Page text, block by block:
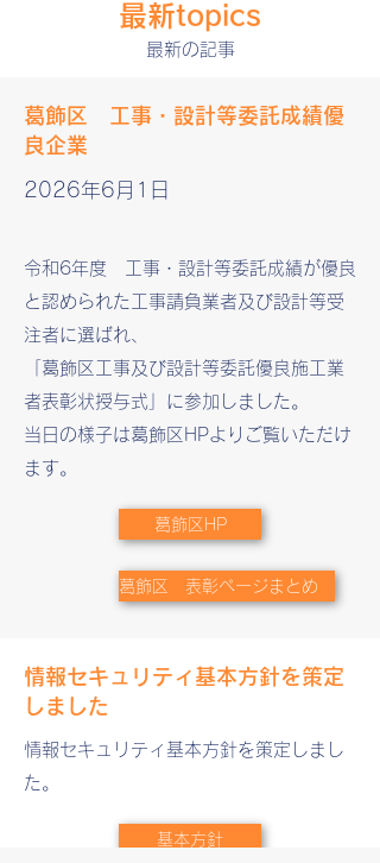
​最新topics
最新の記事
​​葛飾区 工事・設計等委託成績優
良企業
2026年6月1日
令和6年度 工事・設計等委託成績が優良
と認められた工事請負業者及び設計等受
注者に選ばれ、
「葛飾区工事及び設計等委託優良施工業
者表彰状授与式」に参加しました。
当日の様子は葛飾区HPよりご覧いただけ
ます。
葛飾区HP
葛飾区 表彰ページまとめ
情報セキュリティ基本方針を策定
しました
​情報セキュリティ基本方針を策定しまし
た。
基本方針